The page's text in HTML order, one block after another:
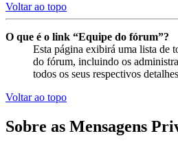
Voltar ao topo
O que é o link “Equipe do fórum”?
Esta página exibirá uma lista de
do fórum, incluindo os
todos os seus respectivos
Voltar ao topo
Sobre as Mensagens